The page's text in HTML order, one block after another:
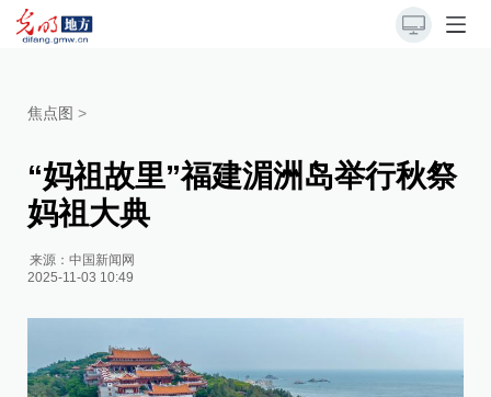
焦点图 >
“妈祖故里”福建湄洲岛举行秋祭
妈祖大典
来源：中国新闻网
2025-11-03 10:49